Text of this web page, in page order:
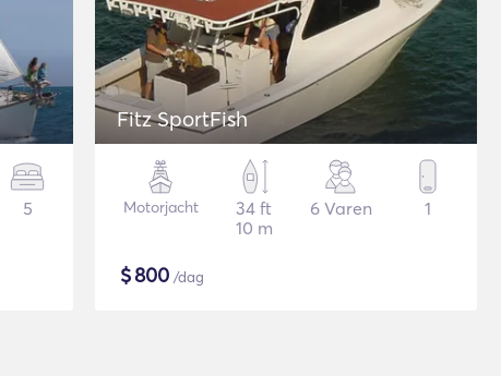
5
Fitz SportFish
Motorjacht
34 ft
10 m
6 Varen 1
$800 /dag